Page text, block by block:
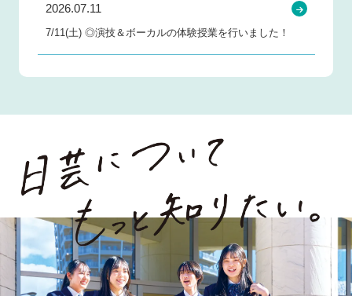
2026.07.11
7/11(土) ◎演技＆ボーカルの体験授業を行いました！